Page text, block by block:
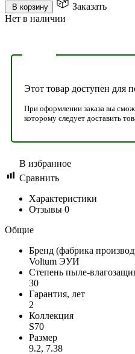
В корзину
Заказать
Нет в наличии
Этот товар доступен для
При оформлении заказа вы
которому следует доставить
В избранное
Сравнить
Характеристики
Отзывы 0
Общие
Бренд (фабрика
Voltum ЭУИ
Степень пыле-
30
Гарантия, лет
2
Коллекция
S70
Размер
9.2, 7.38